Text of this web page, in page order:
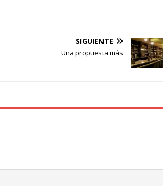
SIGUIENTE
Una propuesta más